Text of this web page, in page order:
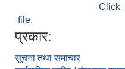
Click
file.
प्रकार:
सूचना तथा समाचार